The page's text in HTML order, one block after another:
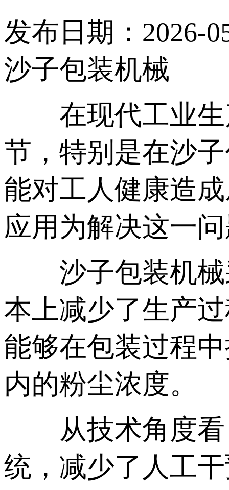
发布日期：2026-
沙子包装机械
在现代工业生
节，特别是在沙
能对工人健康造
应用为解决这一
沙子包装机械
本上减少了生产
能够在包装过程
内的粉尘浓度。
从技术角度看
统，减少了人工